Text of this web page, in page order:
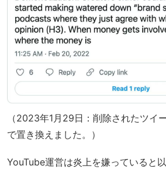
（2023年1月29日：削除されたツイ
で置き換えました。）
YouTube運営は炎上を嫌っていると